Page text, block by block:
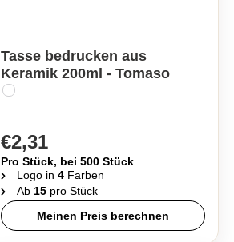
Tasse bedrucken aus
Keramik 200ml - Tomaso
€2,31
Pro Stück, bei 500 Stück
Logo in 4Farben
Ab 15pro Stück
Meinen Preis berechnen